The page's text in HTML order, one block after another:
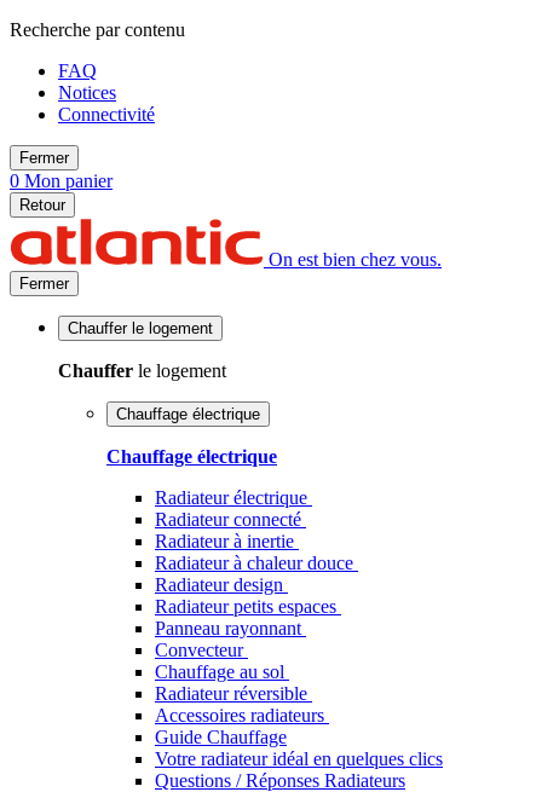
Recherche par contenu
FAQ
Notices
Connectivité
Fermer
0 Mon panier
Retour
On est bien chez vous.
Fermer
Chauffer le logement
Chauffer le logement
Chauffage électrique
Chauffage électrique
Radiateur électrique
Radiateur connecté
Radiateur à inertie
Radiateur à chaleur douce
Radiateur design
Radiateur petits espaces
Panneau rayonnant
Convecteur
Chauffage au sol
Radiateur réversible
Accessoires radiateurs
Guide Chauffage
Votre radiateur idéal en quelques clics
Questions / Réponses Radiateurs